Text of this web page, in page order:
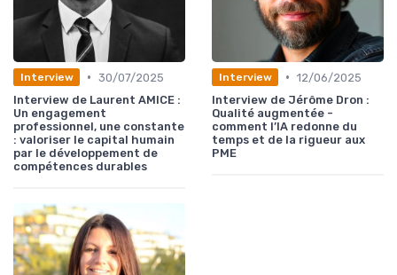
Interview • 30/07/2025
Interview de Laurent AMICE :
Un engagement
professionnel, une constante
: valoriser le capital humain
par le développement de
compétences durables
Interview • 12/06/2025
Interview de Jérôme Dron :
Qualité augmentée -
comment l’IA redonne du
temps et de la rigueur aux
PME